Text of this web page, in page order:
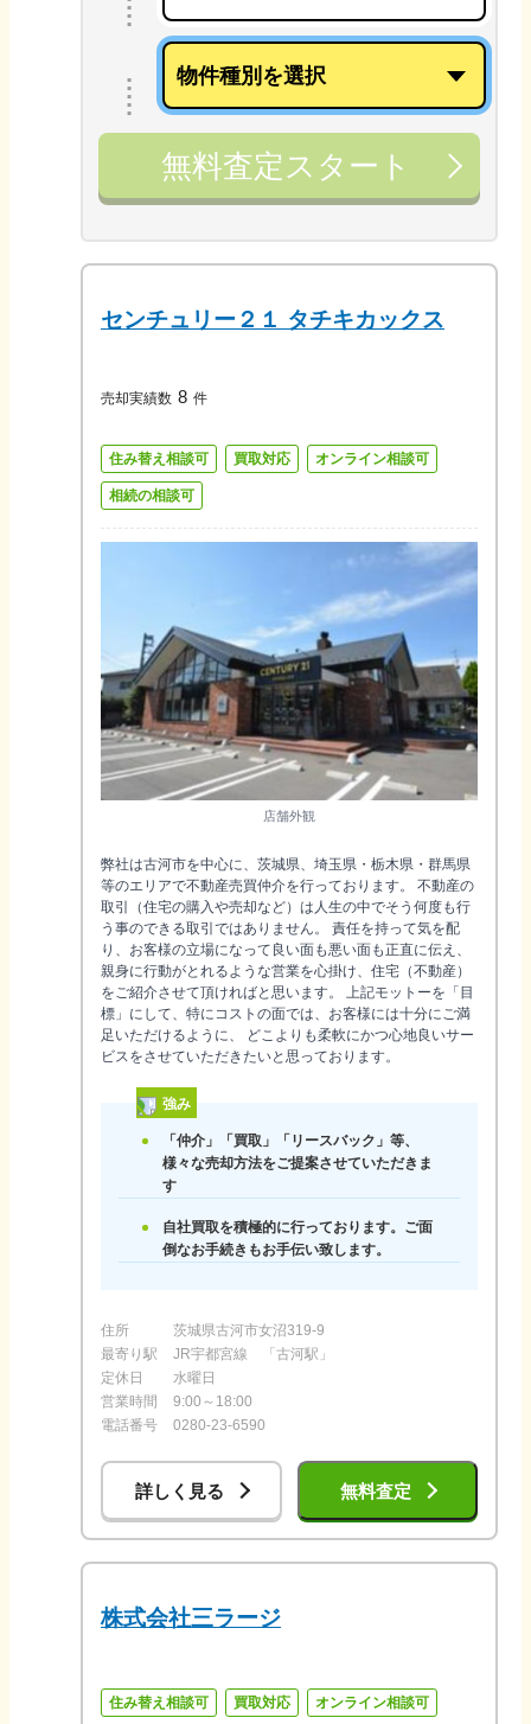
無料査定スタート
センチュリー２１ タチキカックス
売却実績数 8 件
住み替え相談可 買取対応 オンライン相談可
相続の相談可
店舗外観
弊社は古河市を中心に、茨城県、埼玉県・栃木県・群馬県
等のエリアで不動産売買仲介を行っております。 不動産の
取引（住宅の購入や売却など）は人生の中でそう何度も行
う事のできる取引ではありません。 責任を持って気を配
り、お客様の立場になって良い面も悪い面も正直に伝え、
親身に行動がとれるような営業を心掛け、住宅（不動産）
をご紹介させて頂ければと思います。 上記モットーを「目
標」にして、特にコストの面では、お客様には十分にご満
足いただけるように、 どこよりも柔軟にかつ心地良いサー
ビスをさせていただきたいと思っております。
強み
「仲介」「買取」「リースバック」等、
様々な売却方法をご提案させていただきま
す
自社買取を積極的に行っております。ご面
倒なお手続きもお手伝い致します。
住所
茨城県古河市女沼319-9
最寄り駅
JR宇都宮線 「古河駅」
定休日
水曜日
営業時間
9:00～18:00
電話番号
0280-23-6590
詳しく見る 無料査定
株式会社三ラージ
住み替え相談可 買取対応 オンライン相談可